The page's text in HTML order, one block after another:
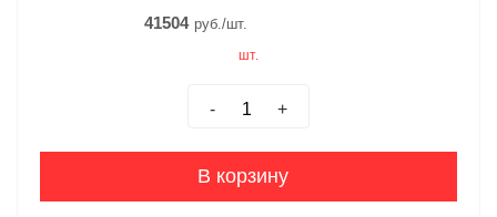
41504 руб./шт.
шт.
- +
В корзину